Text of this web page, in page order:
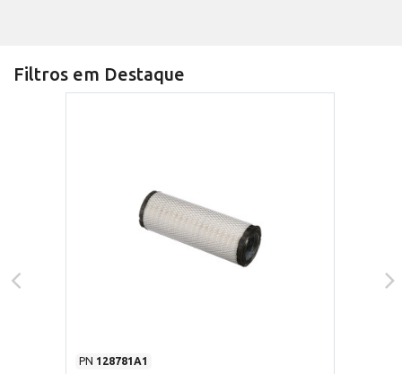
Filtros em Destaque
PN 128781A1